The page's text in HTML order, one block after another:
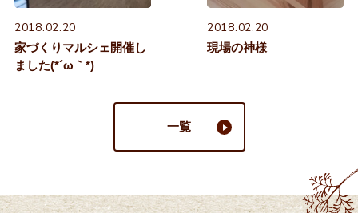
2018.02.20
家づくりマルシェ開催し
ました(*´ω｀*)
2018.02.20
現場の神様
一覧